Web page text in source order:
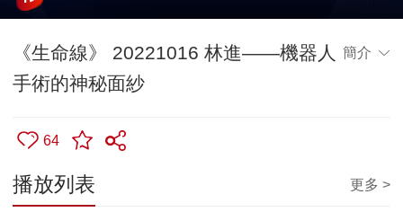
《生命線》 20221016 林進——機器人
手術的神秘面紗
簡介
64
播放列表 更多 >